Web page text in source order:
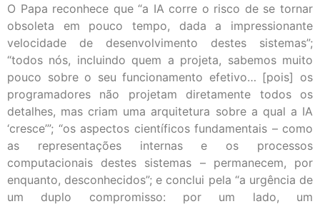
O Papa reconhece que “a IA corre o risco de se tornar
obsoleta em pouco tempo, dada a impressionante
velocidade de desenvolvimento destes sistemas”;
“todos nós, incluindo quem a projeta, sabemos muito
pouco sobre o seu funcionamento efetivo… [pois] os
programadores não projetam diretamente todos os
detalhes, mas criam uma arquitetura sobre a qual a IA
‘cresce’”; “os aspectos científicos fundamentais – como
as representações internas e os processos
computacionais destes sistemas – permanecem, por
enquanto, desconhecidos”; e conclui pela “a urgência de
um duplo compromisso: por um lado, um